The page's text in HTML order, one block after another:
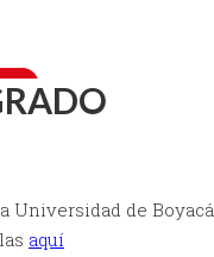
Universidad de Boyacá.
aquí